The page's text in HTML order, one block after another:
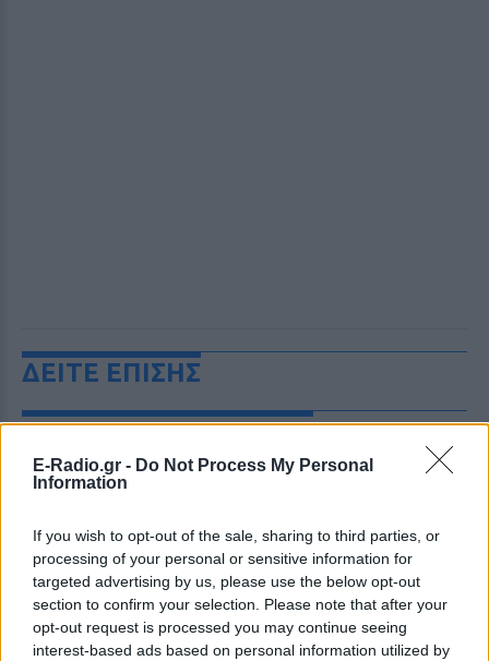
E-Radio.gr - Do Not Process My Personal
Information
If you wish to opt-out of the sale, sharing to third parties, or
processing of your personal or sensitive information for
targeted advertising by us, please use the below opt-out
section to confirm your selection. Please note that after your
opt-out request is processed you may continue seeing
interest-based ads based on personal information utilized by
ΔΕΙΤΕ ΕΠΙΣΗΣ
ΣΤΗΝ ΙΔΙΑ ΚΑΤΗΓΟΡΙΑ
Ελικόπτερο προσγειώθηκε στο
μπάνιο οι επιβάτες του
ΣΉΜΕΡΑ
Ο επιχειρηματίας από τη Μήλο που
κατέγραψε το περιστατικό μίλησε στον
ΣΚΑΪ και περιέγραψε τι είδε στην
παραλία